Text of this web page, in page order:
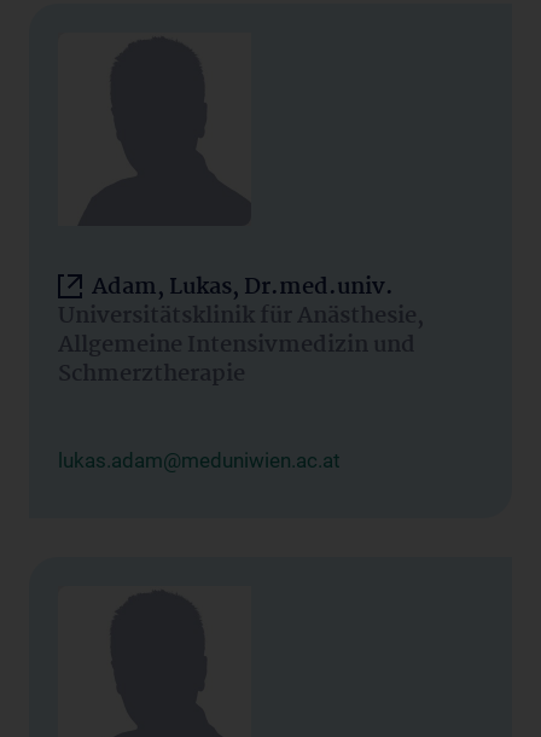
Adam, Lukas, Dr.med.univ.
Universitätsklinik für Anästhesie,
Allgemeine Intensivmedizin und
Schmerztherapie
lukas.adam@meduniwien.ac.at